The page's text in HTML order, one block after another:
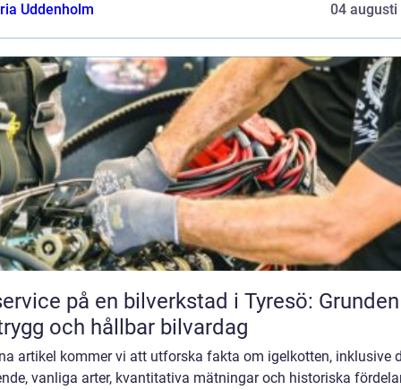
Uddenholm
04 augusti
på en bilverkstad i Tyresö:
och hållbar bilvardag
artikel kommer vi att utforska fakta om igelkotten, inklusive
vanliga arter, kvantitativa mätningar och historiska